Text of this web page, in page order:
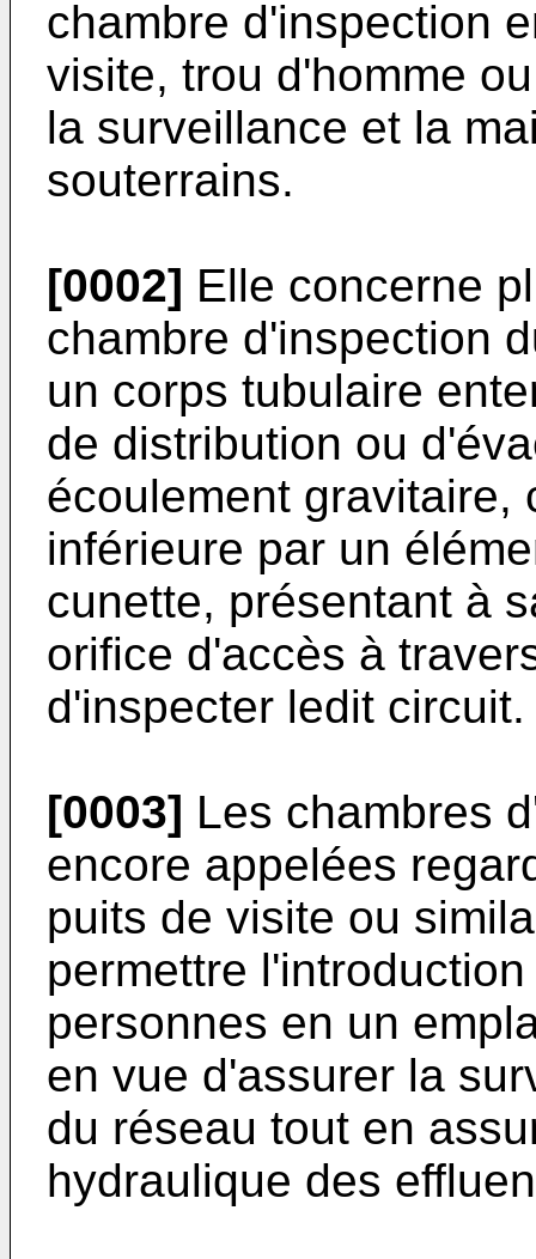
chambre d'inspection
visite, trou d'homme
la surveillance et la
souterrains.
[0002] Elle concerne
chambre d'inspection
un corps tubulaire
de distribution ou
écoulement gravitaire,
inférieure par un
cunette, présentant à
orifice d'accès à
d'inspecter ledit circuit.
[0003] Les chambres
encore appelées
puits de visite ou
permettre
personnes en un
en vue d'assurer la
du réseau tout en
hydraulique des